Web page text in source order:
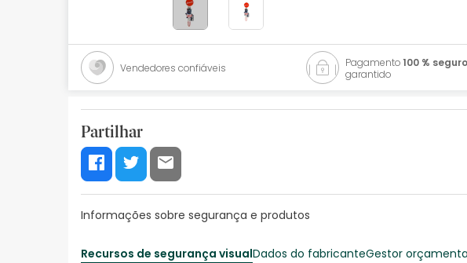
Promoções
Mais vendidos
Health points
Vendedores confiáveis Pagamento100 % seguro
garantido
Partilhar
Informações sobre segurança e produtos
Recursos de segurança visualDados do fabricanteGestor